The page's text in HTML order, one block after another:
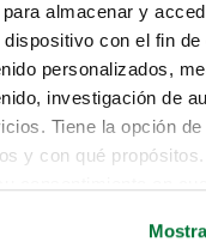
almacenar y
con el fin de
personalizados,
investigación de
Tiene la opción
y con qué
no
hasta
el coche que
de estos enlaces: